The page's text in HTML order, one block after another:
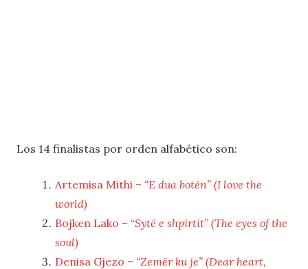
Los 14 finalistas por orden alfabético son:
Artemisa Mithi – “E dua botën” (I love the
world)
Bojken Lako – “Sytë e shpirtit” (The eyes of the
soul)
Denisa Gjezo – “Zemër ku je” (Dear heart,